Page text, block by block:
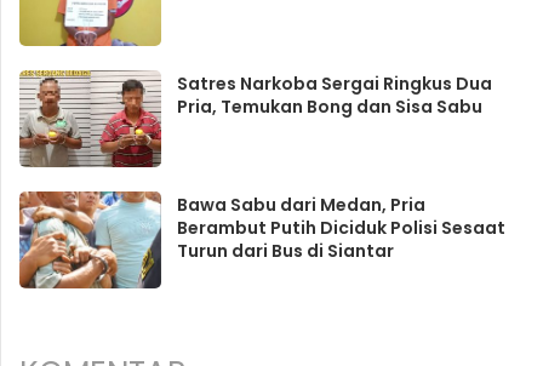
Satres Narkoba Sergai Ringkus Dua
Pria, Temukan Bong dan Sisa Sabu
Bawa Sabu dari Medan, Pria
Berambut Putih Diciduk Polisi Sesaat
Turun dari Bus di Siantar